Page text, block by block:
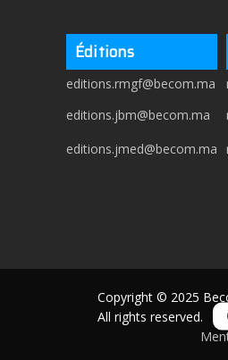
Éditions
editions.rmgf@becom.ma
editions.jbm@becom.ma
editions.jmed@becom.ma
Copyright © 2025
All rights reserved.